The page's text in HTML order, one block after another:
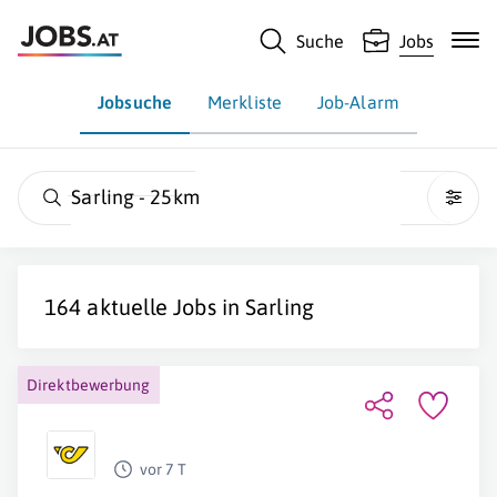
Suche Jobs
Jobsuche Merkliste Job-Alarm
Sarling - 25km
164 aktuelle Jobs inSarling
Direktbewerbung
vor 7 T